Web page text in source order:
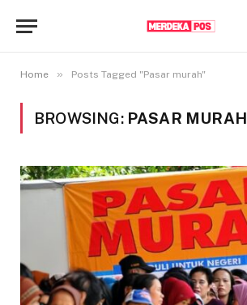
Home » Posts Tagged "Pasar murah"
BROWSING: PASAR MURAH